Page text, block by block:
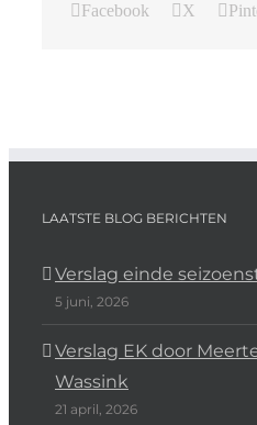
Facebook X
LAATSTE BLOG BERICHTEN
Verslag einde
5 juni, 2026
Verslag EK door
Wassink
21 april, 2026